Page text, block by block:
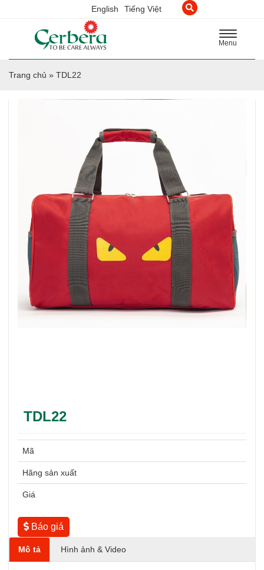
English Tiếng Việt
Toggle
navigation
Menu
Trang chủ » TDL22
TDL22
Mã
Hãng sản xuất
Giá
Báo giá
Mô tả Hình ảnh & Video